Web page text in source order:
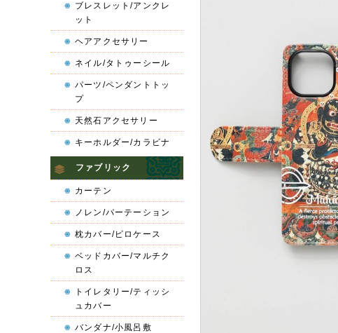
ブレスレット/アンクレ
ット
ヘアアクセサリー
ネイル/タトゥーシール
パーツ/ペンダントトッ
プ
天然石アクセサリー
キーホルダー/カラビナ
ファブリック
カーテン
ノレン/パーテーション
枕カバー/ピロケース
ベッドカバー/マルチク
ロス
トイレタリー/ティッシ
ュカバー
バンダナ/小風呂敷